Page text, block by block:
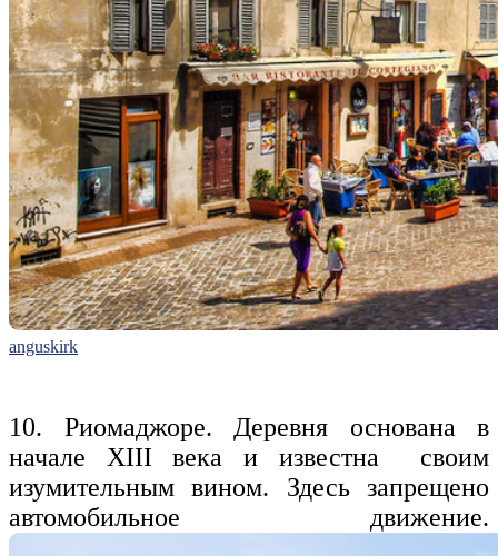
anguskirk
10. Риомаджоре. Деревня основана в
начале XIII века и известна своим
изумительным вином. Здесь запрещено
автомобильное движение.